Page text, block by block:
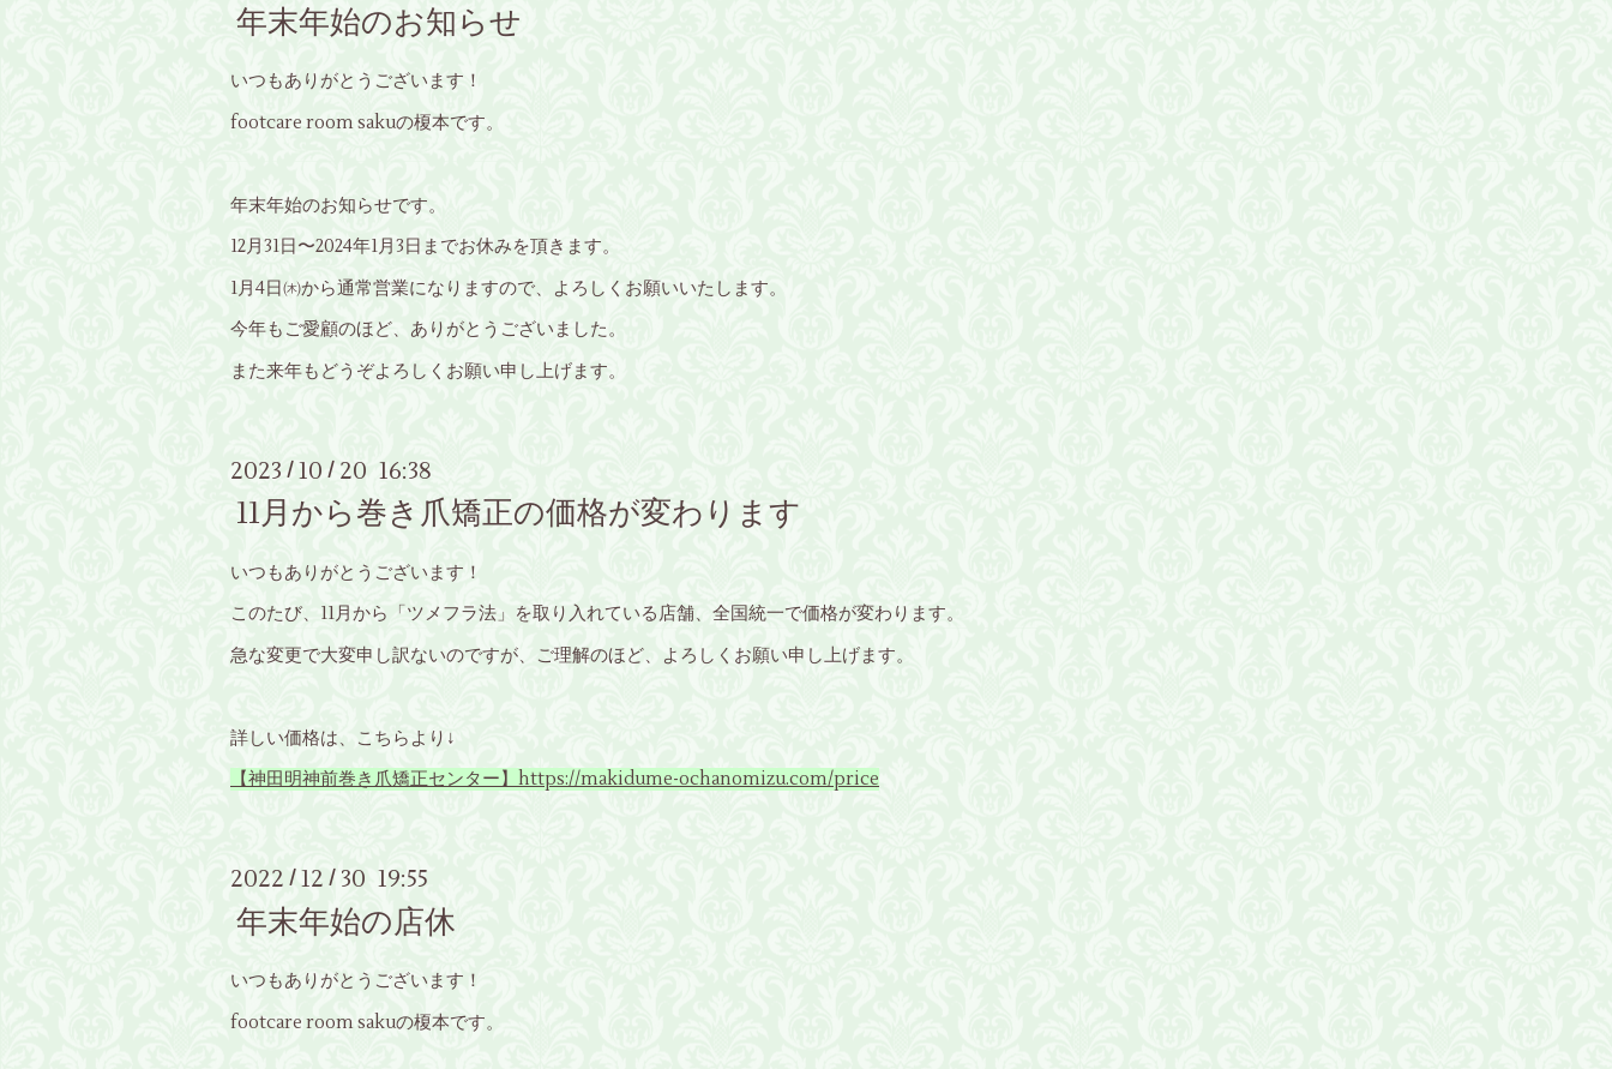
年末年始のお知らせ
いつもありがとうございます！
footcare room sakuの榎本です。
年末年始のお知らせです。
12月31日〜2024年1月3日までお休みを頂きます。
1月4日㈭から通常営業になりますので、よろしくお願いいたします。
今年もご愛顧のほど、ありがとうございました。
また来年もどうぞよろしくお願い申し上げます。
2023 / 10 / 20 16:38
11月から巻き爪矯正の価格が変わります
いつもありがとうございます！
このたび、11月から「ツメフラ法」を取り入れている店舗、全国統一で価格が変わります。
急な変更で大変申し訳ないのですが、ご理解のほど、よろしくお願い申し上げます。
詳しい価格は、こちらより↓
【神田明神前巻き爪矯正センター】https://makidume-ochanomizu.com/price
2022 / 12 / 30 19:55
年末年始の店休
いつもありがとうございます！
footcare room sakuの榎本です。